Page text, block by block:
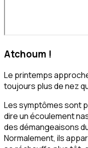
Atchoum !
Le printemps
toujours plus de nez
Les symptômes sont
dire un écoulement
des démangeaisons
Normalement, ils